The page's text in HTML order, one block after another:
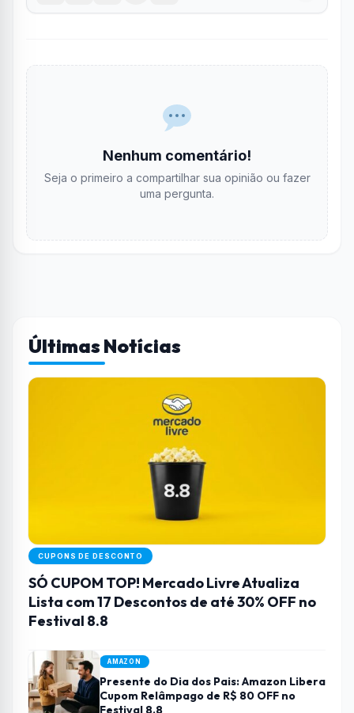
Nenhum comentário!
Seja o primeiro a compartilhar sua opinião ou fazer
uma pergunta.
Últimas Notícias
CUPONS DE DESCONTO
SÓ CUPOM TOP! Mercado Livre Atualiza
Lista com 17 Descontos de até 30% OFF no
Festival 8.8
AMAZON
Presente do Dia dos Pais: Amazon Libera
Cupom Relâmpago de R$ 80 OFF no
Festival 8.8